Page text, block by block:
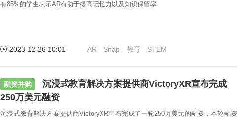
有85%的学生表示AR有助于提高记忆力以及知识保留率
2023-12-26 10:01 AR Snap 教育 STEM
融资并购
沉浸式教育解决方案提供商VictoryXR宣布完成
250万美元融资
沉浸式教育解决方案提供商VictoryXR宣布完成了一轮250万美元的融资，本轮融资